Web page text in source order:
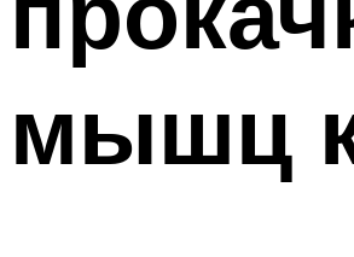
мышц